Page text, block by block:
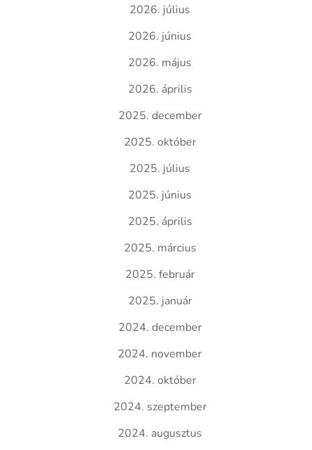
2026. július
2026. június
2026. május
2026. április
2025. december
2025. október
2025. július
2025. június
2025. április
2025. március
2025. február
2025. január
2024. december
2024. november
2024. október
2024. szeptember
2024. augusztus